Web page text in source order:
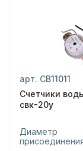
арт. СВ11011
Счетчики
свк-20у
Диаметр